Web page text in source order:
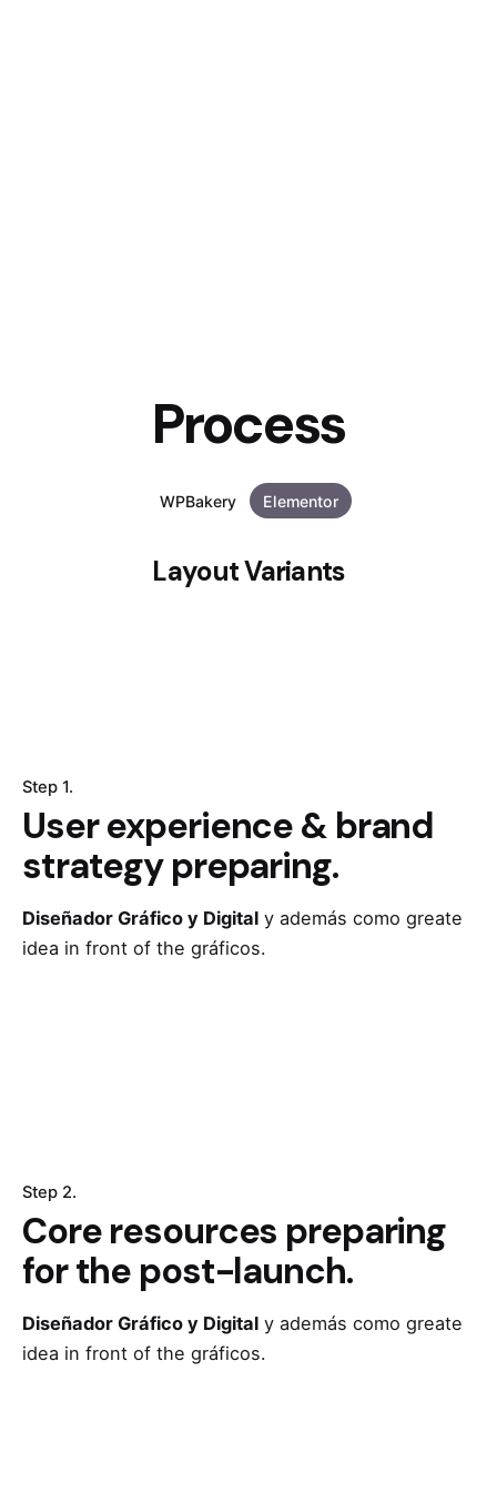
Process
WPBakery Elementor
Layout Variants
Step 1.
User experience & brand
strategy preparing.
Diseñador Gráfico y Digital y además como greate
idea in front of the gráficos.
Step 2.
Core resources preparing
for the post-launch.
Diseñador Gráfico y Digital y además como greate
idea in front of the gráficos.